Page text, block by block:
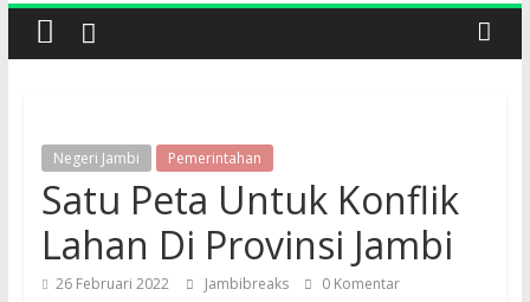
Negeri Jambi Pemerintahan
Satu Peta Untuk Konflik
Lahan Di Provinsi Jambi
26 Februari 2022 Jambibreaks 0 Komentar